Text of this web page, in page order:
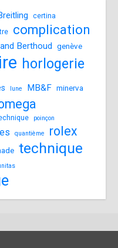
certina
complication
Berthoud genève
horlogerie
lune MB&F minerva
poinçon
quantième rolex
technique